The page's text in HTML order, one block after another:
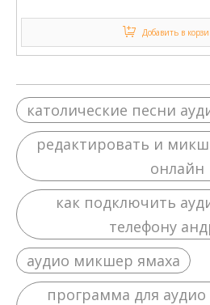
для
Добавить в
католические песни
редактировать и
онлайн
как подключить
телефону
аудио микшер ямаха
программа для